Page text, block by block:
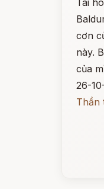
Tài
cơn
này.
của
26-
Thần